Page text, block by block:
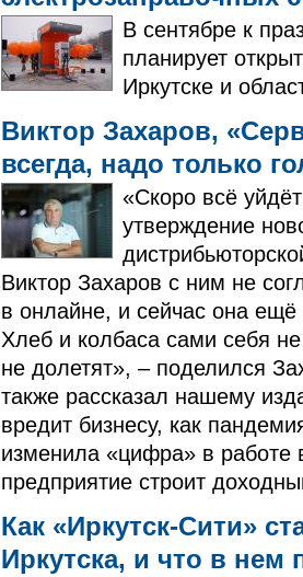
В сентябре к
планирует
Иркутске и
Виктор Захаров,
всегда, надо только
«Скоро всё
утверждение
Виктор Захаров с ним не
в онлайне, и сейчас она
Хлеб и колбаса сами себя
не долетят», – поделился
также рассказал нашему
вредит бизнесу, как
изменила «цифра» в работе
предприятие строит
Как «Иркутск-Сити»
Иркутска, и что в нем